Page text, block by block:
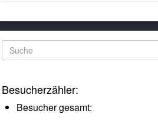
Suche
Besucherzähler:
Besucher gesamt: